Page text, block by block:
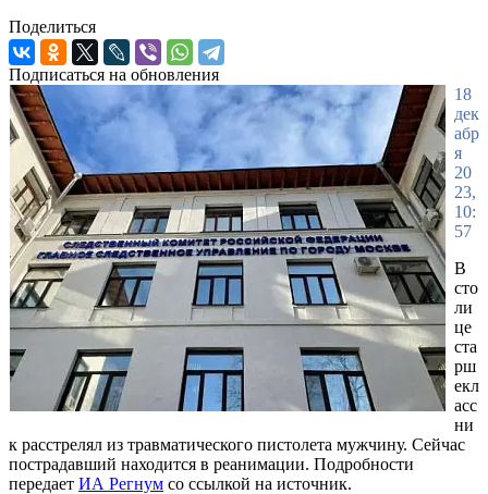
Поделиться
Подписаться на обновления
18
дек
абр
я
20
23,
10:
57
В
сто
ли
це
ста
рш
екл
асс
ни
к расстрелял из травматического пистолета мужчину. Сейчас
пострадавший находится в реанимации. Подробности
передает ИА Регнум со ссылкой на источник.